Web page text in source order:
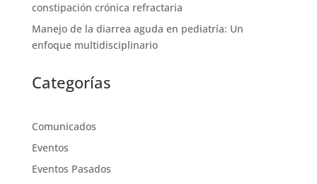
constipación crónica refractaria
Manejo de la diarrea aguda en pediatría: Un
enfoque multidisciplinario
Categorías
Comunicados
Eventos
Eventos Pasados